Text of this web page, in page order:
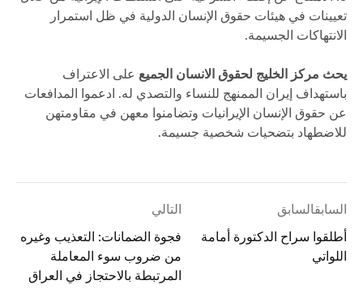
تعيينات في هيئات حقوق الإنسان الدولية في ظل استمرار
الانتهاكات الجسيمة.
يحث مركز الخليج لحقوق الانسان الجميع على الاعتراف
باستهداف إيران الممنهج للنساء والتصدي له. ادعموا المدافعات
عن حقوق الإنسان الإيرانيات وتضامنوا معهن في مقاومتهن
للاضطهاد بتضحيات شخصية جسيمة.
السابقالسابق
أطلقوا سراح الدكتورة أمامة
اللواتي
التالي
فجوة الضمانات: التعذيب وغيره
من ضروب سوء المعاملة
المرتبطة بالاحتجاز في العراق